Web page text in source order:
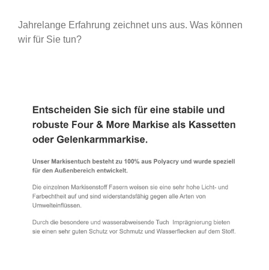
Jahrelange Erfahrung zeichnet uns aus. Was können
wir für Sie tun?